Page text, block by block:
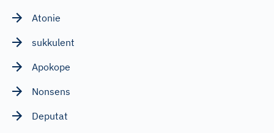
Atonie
sukkulent
Apokope
Nonsens
Deputat